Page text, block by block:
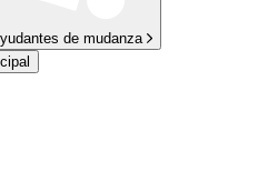
de mudanza